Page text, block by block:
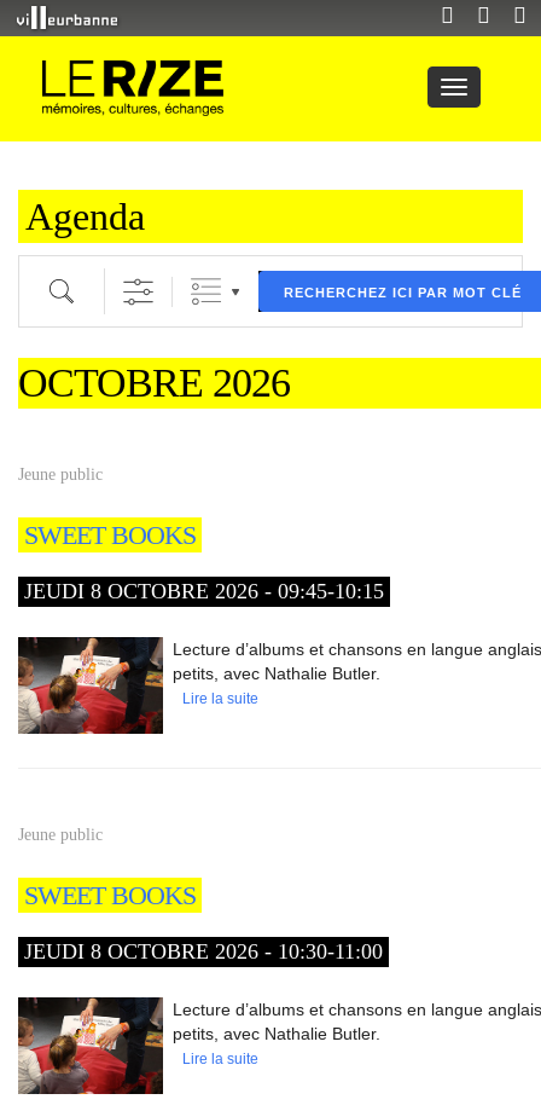
Agenda
Recherche par mot clé (ici) et / ou filtre (ci dessous) puis validez
RECHERCHEZ ICI PAR MOT CLÉ
OCTOBRE 2026
Jeune public
SWEET BOOKS
JEUDI 8 OCTOBRE 2026 - 09:45-10:15
Lecture d’albums et chansons en langue
petits, avec Nathalie Butler.
Lire la suite
Jeune public
SWEET BOOKS
JEUDI 8 OCTOBRE 2026 - 10:30-11:00
Lecture d’albums et chansons en langue
petits, avec Nathalie Butler.
Lire la suite